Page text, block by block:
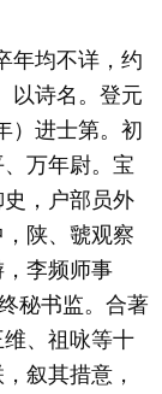
年均不详，约
以诗名。登元
）进士第。初
万年尉。宝
，户部员外
陕、虢观察
李频师事
秘书监。合著
、祖咏等十
叙其措意，